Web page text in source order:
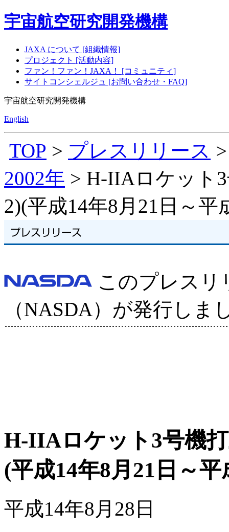
宇宙航空研究開発機構
JAXA について [組織情報]
プロジェクト [活動内容]
ファン！ファン！JAXA！ [コミュニティ]
サイトコンシェルジュ [お問い合わせ・FAQ]
宇宙航空研究開発機構
English
TOP > プレスリリース
2002年 > H-IIAロケット
2)(平成14年8月21日～平
このプレスリ
（NASDA）が発行しま
H-IIAロケット3号機
(平成14年8月21日～平
平成14年8月28日